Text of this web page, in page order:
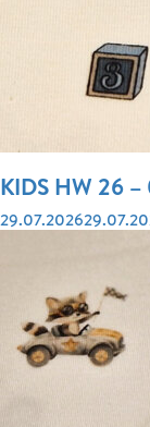
KIDS HW 26 –
Veröffentlicht
29.07.2026